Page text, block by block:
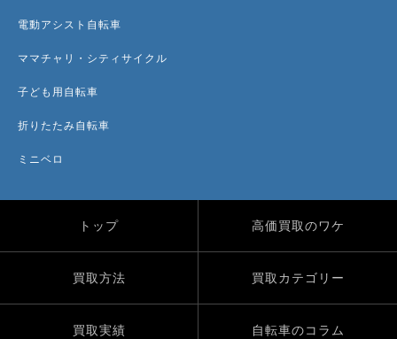
電動アシスト自転車
ママチャリ・シティサイクル
子ども用自転車
折りたたみ自転車
ミニベロ
トップ 高価買取のワケ
買取方法 買取カテゴリー
買取実績 自転車のコラム